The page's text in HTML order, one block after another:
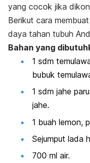
yang cocok jika
Berikut cara
daya tahan tubuh
Bahan yang
1 sdm
bubuk
1 sdm jahe
jahe.
1 buah lemon,
Sejumput lada
700 ml air.